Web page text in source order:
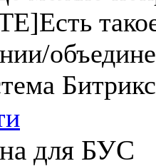
Битрикс
для БУС